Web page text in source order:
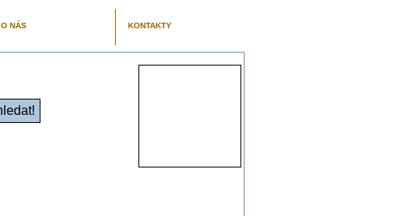
O NÁS KONTAKTY